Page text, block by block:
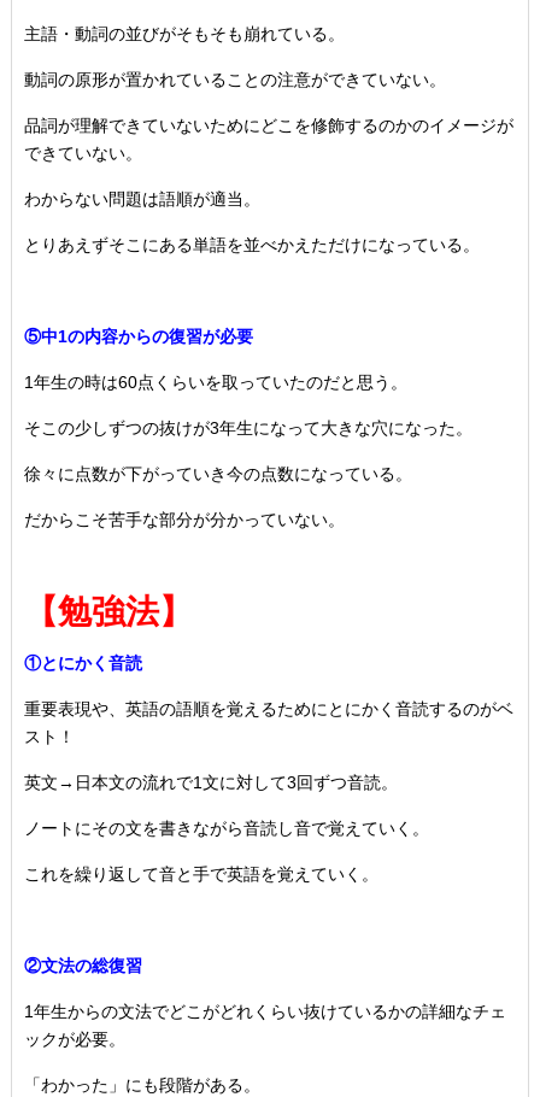
主語・動詞の並びがそもそも崩れている。
動詞の原形が置かれていることの注意ができていない。
品詞が理解できていないためにどこを修飾するのかのイメージが
できていない。
わからない問題は語順が適当。
とりあえずそこにある単語を並べかえただけになっている。
⑤中1の内容からの復習が必要
1年生の時は60点くらいを取っていたのだと思う。
そこの少しずつの抜けが3年生になって大きな穴になった。
徐々に点数が下がっていき今の点数になっている。
だからこそ苦手な部分が分かっていない。
【勉強法】
①とにかく音読
重要表現や、英語の語順を覚えるためにとにかく音読するのがベ
スト！
英文→日本文の流れで1文に対して3回ずつ音読。
ノートにその文を書きながら音読し音で覚えていく。
これを繰り返して音と手で英語を覚えていく。
②文法の総復習
1年生からの文法でどこがどれくらい抜けているかの詳細なチェ
ックが必要。
「わかった」にも段階がある。